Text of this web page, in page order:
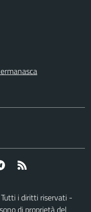
Telegram
i diritti riservati -
di proprietà del